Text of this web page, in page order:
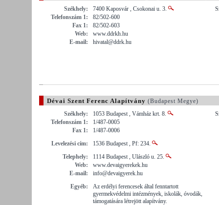
Székhely:
7400 Kaposvár , Csokonai u. 3.
Telefonszám 1:
82/502-600
Fax 1:
82/502-603
Web:
www.ddrkh.hu
E-mail:
hivatal@ddrk.hu
Dévai Szent Ferenc Alapítvány (Budapest Megye)
Székhely:
1053 Budapest , Vámház krt. 8.
Telefonszám 1:
1/487-0005
Fax 1:
1/487-0006
Levelezési cím:
1536 Budapest , Pf: 234.
Telephely:
1114 Budapest , Ulászló u. 25.
Web:
www.devaigyerekek.hu
E-mail:
info@devaigyerek.hu
Egyéb:
Az erdélyi ferencesek által fenntartott
gyermekvédelmi intézmények, iskolák, óvodák,
támogatására létrejött alapítvány.